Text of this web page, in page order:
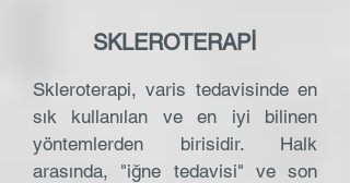
Skleroterapi, varis tedavisinde en
sık kullanılan ve en iyi bilinen
yöntemlerden birisidir. Halk
arasında, "iğne tedavisi" ve son
SKLEROTERAPİ